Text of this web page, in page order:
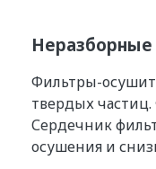
Неразборные
Фильтры-
твердых
Сердечник
осушения и